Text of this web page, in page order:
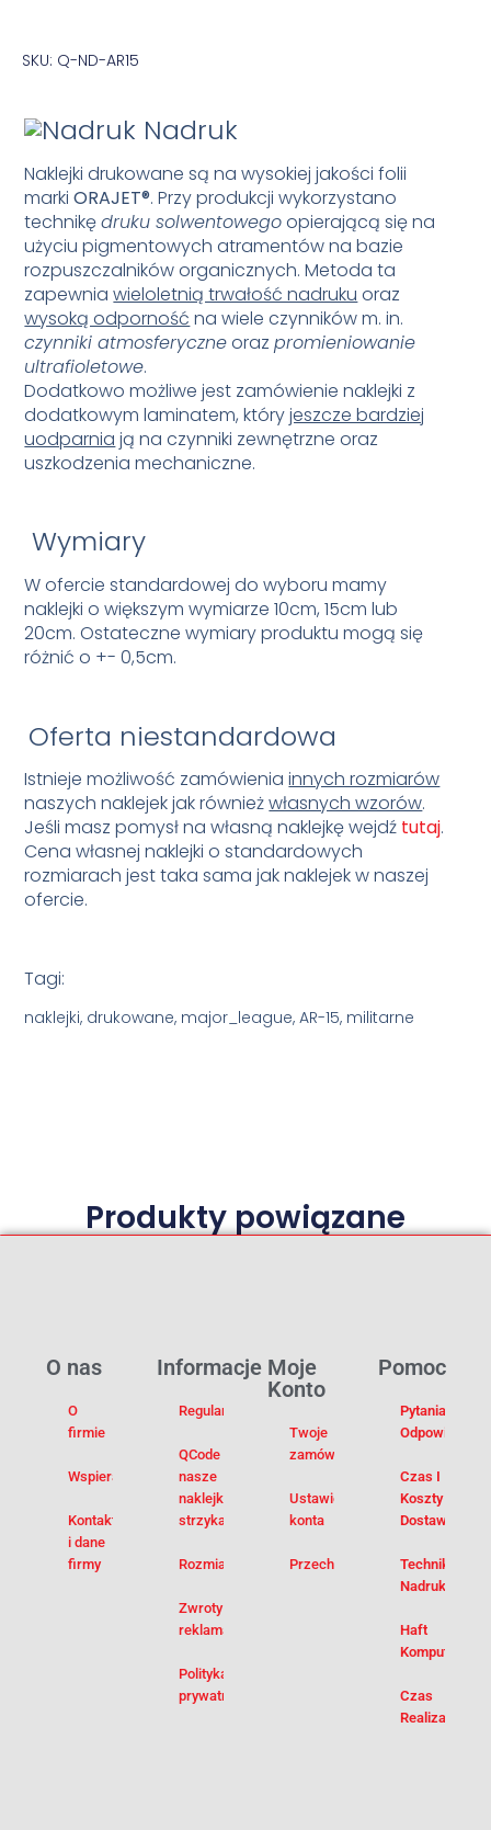
SKU: Q-ND-AR15
Nadruk
Naklejki drukowane są na wysokiej jakości folii
markiORAJET®. Przy produkcji wykorzystano
technikędruku solwentowegoopierającą się na
użyciu pigmentowych atramentów na bazie
rozpuszczalników organicznych. Metoda ta
zapewniawieloletnią trwałość nadruku oraz
wysoką odporność na wiele czynników m. in.
czynniki atmosferyczneorazpromieniowanie
ultrafioletowe.
Dodatkowo możliwe jest zamówienie naklejki z
dodatkowym laminatem, któryjeszcze bardziej
uodparnia ją na czynniki zewnętrzne oraz
uszkodzenia mechaniczne.
Wymiary
W ofercie standardowej do wyboru mamy
naklejki o większym wymiarze 10cm, 15cm lub
20cm. Ostateczne wymiary produktu mogą się
różnić o +- 0,5cm.
Oferta niestandardowa
Istnieje możliwość zamówieniainnych rozmiarów
naszych naklejek jak równieżwłasnych wzorów.
Jeśli masz pomysł na własną naklejkę wejdź tutaj.
Cena własnej naklejki o standardowych
rozmiarach jest taka sama jak naklejek w naszej
ofercie.
Tagi:
naklejki, drukowane, major_league, AR-15, militarne
Produkty powiązane
Pomoc
Pytania I
Odpowiedzi
Czas I
Koszty
Dostawy
Techniki
Nadruku
Haft
Komputerowy
Czas
Realizacji
Moje
Konto
Twoje
zamówienia
Ustawienia
konta
Przechowalnia
Informacje
Regulamin
QCode –
nasze
naklejki na
strzykawki
Rozmiarówka
Zwroty i
reklamacje
Polityka
prywatności
O nas
O
firmie
Wspieramy
Kontakt
i dane
firmy